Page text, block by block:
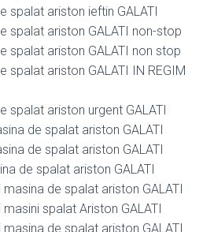
spalat ariston ieftin GALATI
spalat ariston GALATI non-stop
spalat ariston GALATI non stop
spalat ariston GALATI IN REGIM
spalat ariston urgent GALATI
de spalat ariston GALATI
de spalat ariston GALATI
de spalat ariston GALATI
de spalat ariston GALATI
spalat Ariston GALATI
de spalat ariston GALATI